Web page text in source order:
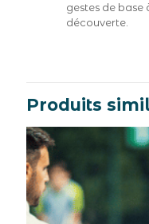
gestes de base
découverte.
Produits